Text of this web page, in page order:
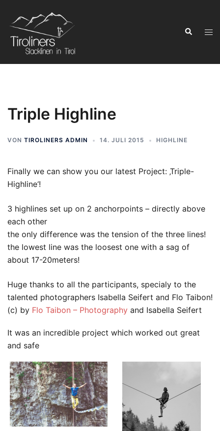
Inhalt
springen
Suchen
Triple Highline
VON TIROLINERS ADMIN 14. JULI 2015 HIGHLINE
Finally we can show you our latest Project: ‚Triple-
Highline‘!
3 highlines set up on 2 anchorpoints – directly above
each other
the only difference was the tension of the three lines!
the lowest line was the loosest one with a sag of
about 17-20meters!
Huge thanks to all the participants, specialy to the
talented photographers Isabella Seifert and Flo Taibon!
(c) by Flo Taibon – Photography and Isabella Seifert
It was an incredible project which worked out great
and safe